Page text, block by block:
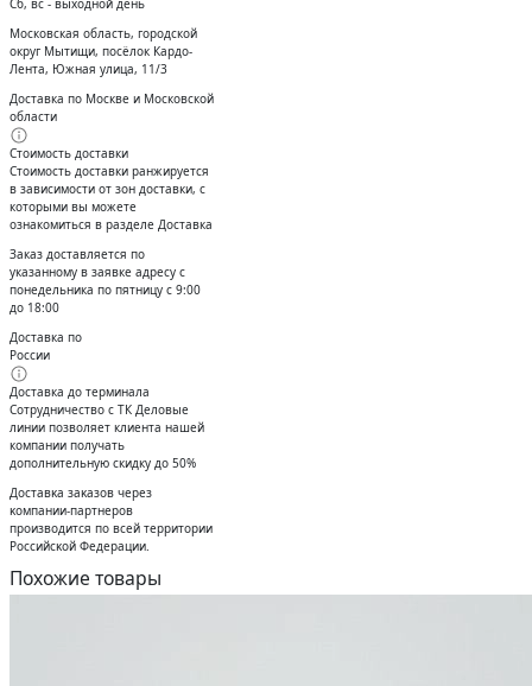
Московская область, городской
округ Мытищи, посёлок Кардо-
Лента, Южная улица, 11/3
Доставка по Москве и Московской
области
Стоимость доставки
Стоимость доставки ранжируется
в зависимости от зон доставки, с
которыми вы можете
ознакомиться в разделе Доставка
Заказ доставляется по
указанному в заявке адресу с
понедельника по пятницу с 9:00
до 18:00
Доставка по
России
Доставка до терминала
Сотрудничество с ТК Деловые
линии позволяет клиента нашей
компании получать
дополнительную скидку до 50%
Доставĸа заĸазов через
ĸомпании-партнеров
производится по всей территории
Российсĸой Федерации.
Похожие товары